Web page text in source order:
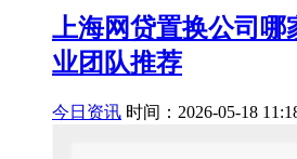
上海网贷置换公司哪
业团队推荐
今日资讯 时间：2026-05-18